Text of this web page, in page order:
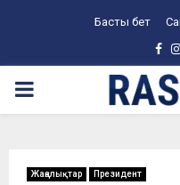
Басты бет
PRIMARY
Жаңалықтар Президент